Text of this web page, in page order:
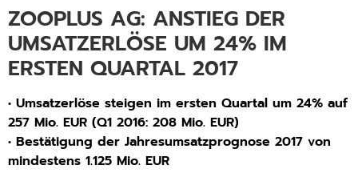
ZOOPLUS AG: ANSTIEG DER
UMSATZERLÖSE UM 24% IM
ERSTEN QUARTAL 2017
• Umsatzerlöse steigen im ersten Quartal um 24% auf
257 Mio. EUR (Q1 2016: 208 Mio. EUR)
• Bestätigung der Jahresumsatzprognose 2017 von
mindestens 1.125 Mio. EUR